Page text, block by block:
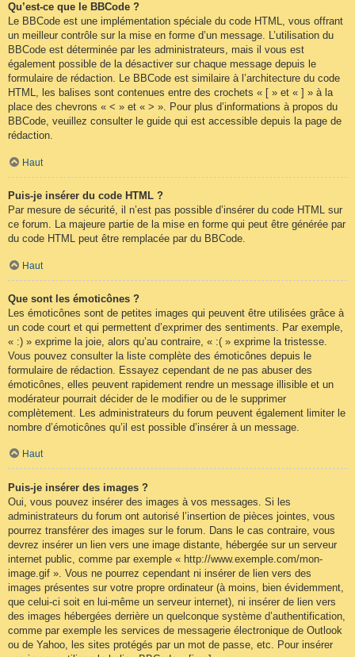
Qu’est-ce que le BBCode ?
Le BBCode est une implémentation spéciale du code HTML, vous offrant
un meilleur contrôle sur la mise en forme d’un message. L’utilisation du
BBCode est déterminée par les administrateurs, mais il vous est
également possible de la désactiver sur chaque message depuis le
formulaire de rédaction. Le BBCode est similaire à l’architecture du code
HTML, les balises sont contenues entre des crochets « [ » et « ] » à la
place des chevrons « < » et « > ». Pour plus d’informations à propos du
BBCode, veuillez consulter le guide qui est accessible depuis la page de
rédaction.
Haut
Puis-je insérer du code HTML ?
Par mesure de sécurité, il n’est pas possible d’insérer du code HTML sur
ce forum. La majeure partie de la mise en forme qui peut être générée par
du code HTML peut être remplacée par du BBCode.
Haut
Que sont les émoticônes ?
Les émoticônes sont de petites images qui peuvent être utilisées grâce à
un code court et qui permettent d’exprimer des sentiments. Par exemple,
« :) » exprime la joie, alors qu’au contraire, « :( » exprime la tristesse.
Vous pouvez consulter la liste complète des émoticônes depuis le
formulaire de rédaction. Essayez cependant de ne pas abuser des
émoticônes, elles peuvent rapidement rendre un message illisible et un
modérateur pourrait décider de le modifier ou de le supprimer
complètement. Les administrateurs du forum peuvent également limiter le
nombre d’émoticônes qu’il est possible d’insérer à un message.
Haut
Puis-je insérer des images ?
Oui, vous pouvez insérer des images à vos messages. Si les
administrateurs du forum ont autorisé l’insertion de pièces jointes, vous
pourrez transférer des images sur le forum. Dans le cas contraire, vous
devrez insérer un lien vers une image distante, hébergée sur un serveur
internet public, comme par exemple « http://www.exemple.com/mon-
image.gif ». Vous ne pourrez cependant ni insérer de lien vers des
images présentes sur votre propre ordinateur (à moins, bien évidemment,
que celui-ci soit en lui-même un serveur internet), ni insérer de lien vers
des images hébergées derrière un quelconque système d’authentification,
comme par exemple les services de messagerie électronique de Outlook
ou de Yahoo, les sites protégés par un mot de passe, etc. Pour insérer